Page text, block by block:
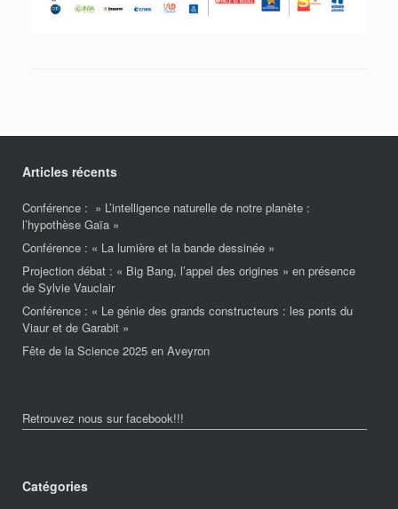
Articles récents
Conférence : » L’intelligence naturelle de notre planète :
l’hypothèse Gaïa »
Conférence : « La lumière et la bande dessinée »
Projection débat : « Big Bang, l’appel des origines » en présence
de Sylvie Vauclair
Conférence : « Le génie des grands constructeurs : les ponts du
Viaur et de Garabit »
Fête de la Science 2025 en Aveyron
Retrouvez nous sur facebook!!!
Catégories